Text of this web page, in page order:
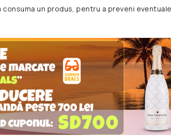
un produs, pentru a preveni